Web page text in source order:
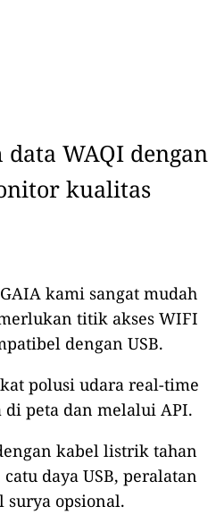
WAQI dengan
kualitas
kami sangat mudah
titik akses WIFI
dengan USB.
polusi udara real-time
peta dan melalui API.
kabel listrik tahan
daya USB, peralatan
surya opsional.